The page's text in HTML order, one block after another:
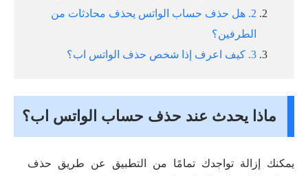
2. هل حذف حساب الواتس يحذف محادثات من
الطرفين؟
3. كيف اعرف إذا شخص حذف الواتس اب؟
ماذا يحدث عند حذف حساب الواتس اب؟
يمكنك إزالة تواجدك تمامًا من التطبيق عن طريق حذف